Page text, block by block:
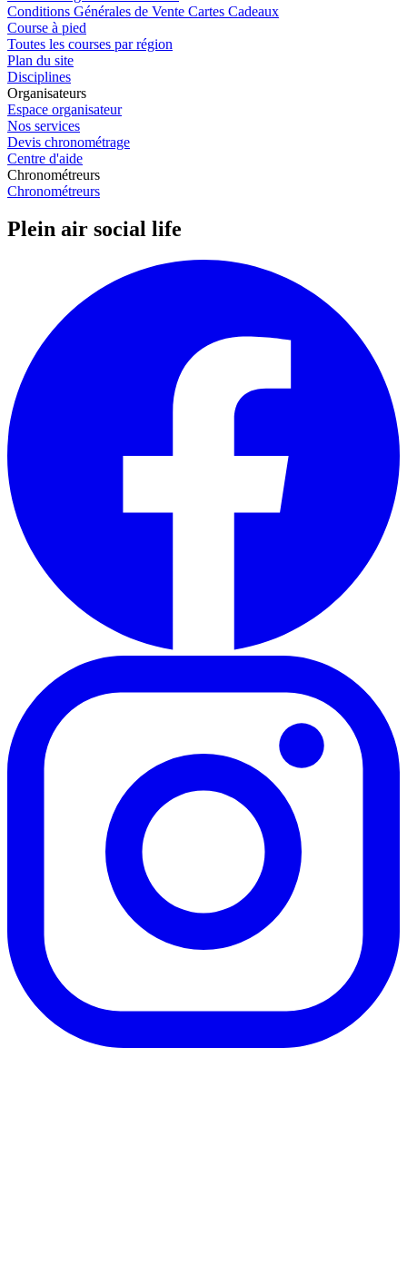
Conditions Générales de Vente Cartes Cadeaux
Course à pied
Toutes les courses par région
Plan du site
Disciplines
Organisateurs
Espace organisateur
Nos services
Devis chronométrage
Centre d'aide
Chronométreurs
Chronométreurs
Plein air social life